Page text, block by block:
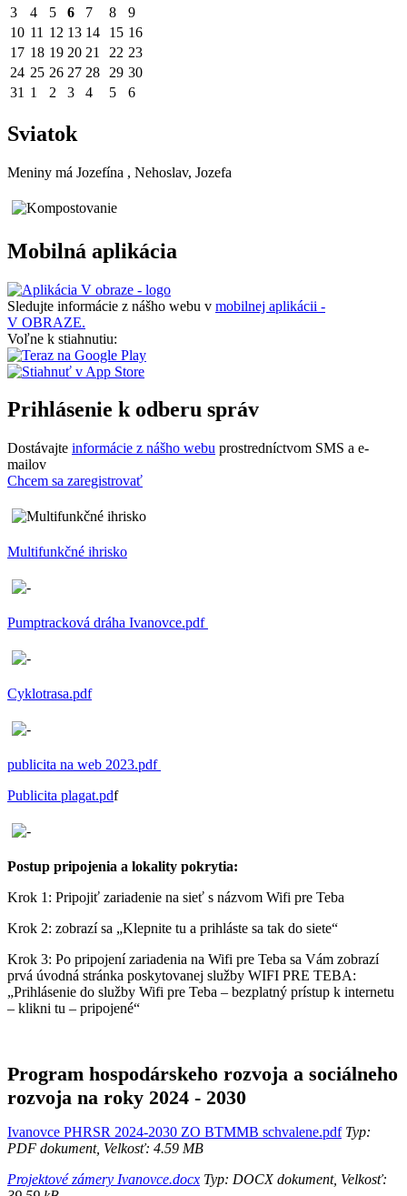
3
4 5 6 7 8
9
10 11 12 13 14 15 16
17 18 19 20 21 22 23
24 25 26 27 28 29 30
31 1 2 3 4 5 6
Sviatok
Meniny má Jozefína , Nehoslav, Jozefa
Mobilná aplikácia
Sledujte informácie z nášho webu v mobilnej aplikácii -
V OBRAZE.
Voľne k stiahnutiu:
Prihlásenie k odberu správ
Dostávajte informácie z nášho webu prostredníctvom SMS a e-
mailov
Chcem sa zaregistrovať
Multifunkčné ihrisko
Pumptracková dráha Ivanovce.pdf
Cyklotrasa.pdf
publicita na web 2023.pdf
Publicita plagat.pdf
Postup pripojenia a lokality pokrytia:
Krok 1: Pripojiť zariadenie na sieť s názvom Wifi pre Teba
Krok 2: zobrazí sa „Klepnite tu a prihláste sa tak do siete“
Krok 3: Po pripojení zariadenia na Wifi pre Teba sa Vám zobrazí
prvá úvodná stránka poskytovanej služby WIFI PRE TEBA:
„Prihlásenie do služby Wifi pre Teba – bezplatný prístup k internetu
– klikni tu – pripojené“
Program hospodárskeho rozvoja a sociálneho
rozvoja na roky 2024 - 2030
Ivanovce PHRSR 2024-2030 ZO BTMMB schvalene.pdfTyp:
PDF dokument, Velkosť: 4.59 MB
Projektové zámery Ivanovce.docx Typ: DOCX dokument, Velkosť: